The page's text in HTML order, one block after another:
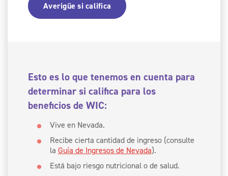
Averigüe si califica
Esto es lo que tenemos en cuenta para
determinar si califica para los
beneficios de WIC:
Vive en Nevada.
Recibe cierta cantidad de ingreso (consulte
la Guía de Ingresos de Nevada).
Está bajo riesgo nutricional o de salud.